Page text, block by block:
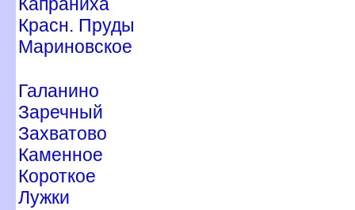
Красн. Пруды
Мариновское
Галанино
Заречный
Захватово
Каменное
Короткое
Лужки